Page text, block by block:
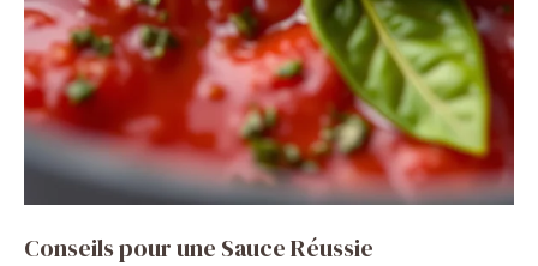
Conseils pour une Sauce Réussie